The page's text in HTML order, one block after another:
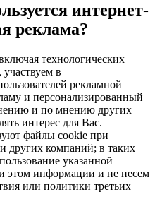
интернет-
реклама?
технологических
в
рекламной
и персонализированный
и по мнению других
интерес для Вас.
файлы cookie при
других компаний; в таких
указанной
этом информации и не несем
или политики третьих